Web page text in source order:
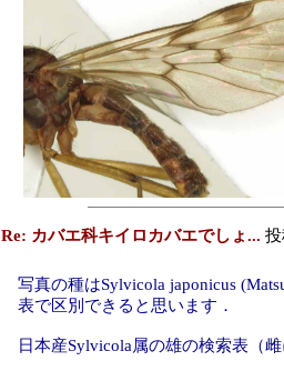
Re: カバエ科キイロカバエでしょ... 投
写真の種はSylvicola japonicus
表で区別できると思います．
日本産Sylvicola属の雄の検索表（雌